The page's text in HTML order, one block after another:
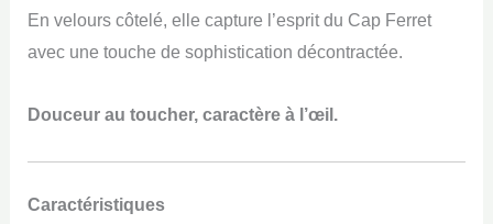
En velours côtelé, elle capture l’esprit du Cap Ferret
avec une touche de sophistication décontractée.
Douceur au toucher, caractère à l’œil.
Caractéristiques